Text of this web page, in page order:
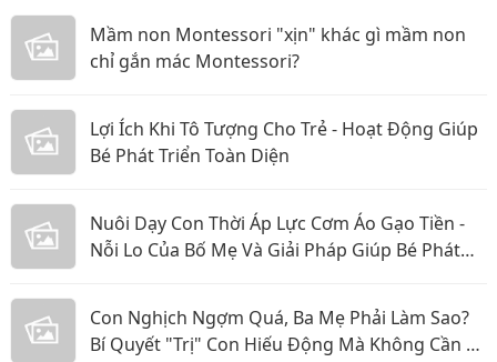
Mầm non Montessori "xịn" khác gì mầm non
chỉ gắn mác Montessori?
Lợi Ích Khi Tô Tượng Cho Trẻ - Hoạt Động Giúp
Bé Phát Triển Toàn Diện
Nuôi Dạy Con Thời Áp Lực Cơm Áo Gạo Tiền -
Nỗi Lo Của Bố Mẹ Và Giải Pháp Giúp Bé Phát
Con Nghịch Ngợm Quá, Ba Mẹ Phải Làm Sao?
Bí Quyết "Trị" Con Hiếu Động Mà Không Cần La